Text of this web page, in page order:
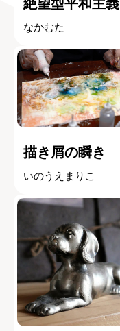
絶望型平和主義
なかむた
描き屑の瞬き
いのうえまりこ